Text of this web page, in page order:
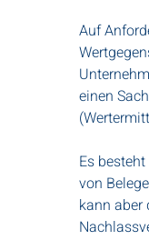
Auf
einen
Es
von
kann aber